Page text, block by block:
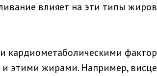
влияет на эти типы
кардиометаболическими
этими жирами. Например,